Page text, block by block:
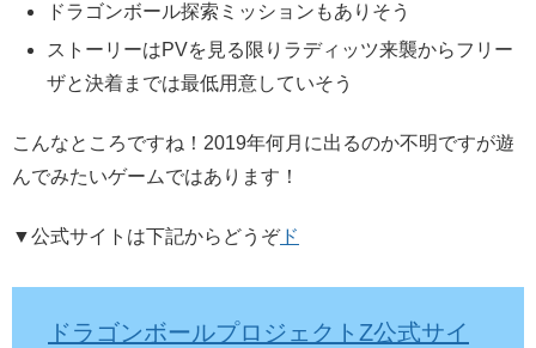
ドラゴンボール探索ミッションもありそう
ストーリーはPVを見る限りラディッツ来襲からフリー
ザと決着までは最低用意していそう
こんなところですね！2019年何月に出るのか不明ですが遊
んでみたいゲームではあります！
▼公式サイトは下記からどうぞド
ドラゴンボールプロジェクトZ公式サイ